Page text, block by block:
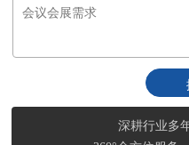
深耕行业多